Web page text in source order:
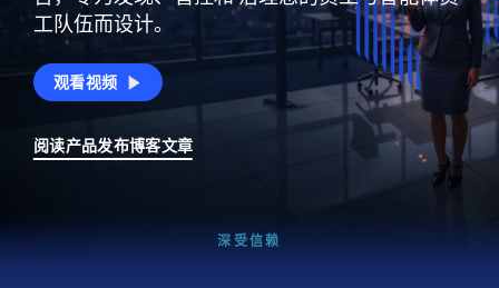
工队伍而设计。
观看视频
阅读产品发布博客文章
深受信赖